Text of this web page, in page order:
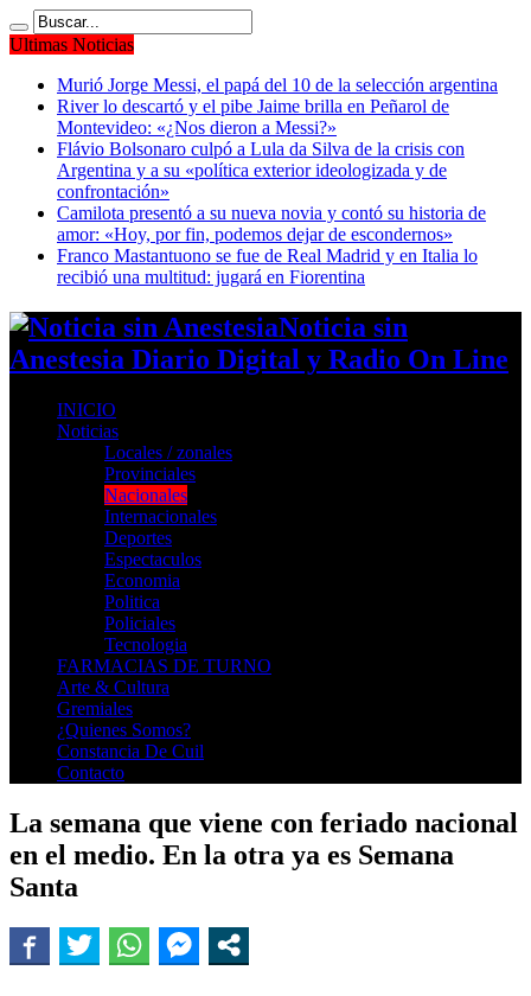
Ultimas Noticias
Murió Jorge Messi, el papá del 10 de la selección argentina
River lo descartó y el pibe Jaime brilla en Peñarol de
Montevideo: «¿Nos dieron a Messi?»
Flávio Bolsonaro culpó a Lula da Silva de la crisis con
Argentina y a su «política exterior ideologizada y de
confrontación»
Camilota presentó a su nueva novia y contó su historia de
amor: «Hoy, por fin, podemos dejar de escondernos»
Franco Mastantuono se fue de Real Madrid y en Italia lo
recibió una multitud: jugará en Fiorentina
Noticia sin
Anestesia Diario Digital y Radio On Line
INICIO
Noticias
Locales / zonales
Provinciales
Nacionales
Internacionales
Deportes
Espectaculos
Economia
Politica
Policiales
Tecnologia
FARMACIAS DE TURNO
Arte & Cultura
Gremiales
¿Quienes Somos?
Constancia De Cuil
Contacto
La semana que viene con feriado nacional
en el medio. En la otra ya es Semana
Santa